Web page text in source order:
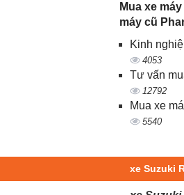
Mua xe
máy cũ
Kinh
4053
Tư vấn
12792
Mua xe
5540
xe Suzuki